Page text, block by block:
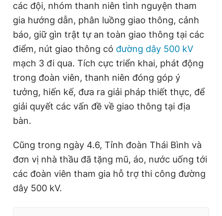
các đội, nhóm thanh niên tình nguyện tham
gia hướng dẫn, phân luồng giao thông, cảnh
báo, giữ gìn trật tự an toàn giao thông tại các
điểm, nút giao thông có đường dây 500 kV
mạch 3 đi qua. Tích cực triển khai, phát động
trong đoàn viên, thanh niên đóng góp ý
tưởng, hiến kế, đưa ra giải pháp thiết thực, để
giải quyết các vấn đề về giao thông tại địa
bàn.
Cũng trong ngày 4.6, Tỉnh đoàn Thái Bình và
đơn vị nhà thầu đã tặng mũ, áo, nước uống tới
các đoàn viên tham gia hỗ trợ thi công đường
dây 500 kV.